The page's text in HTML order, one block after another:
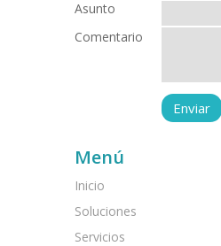
Asunto
Comentario
Menú
Inicio
Soluciones
Servicios